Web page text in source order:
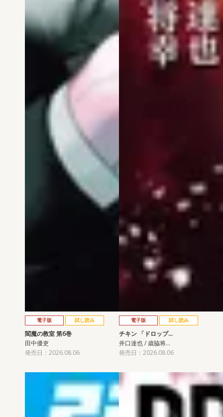
電子版 試し読み
閻魔の教室 第6巻
田中優吏
発売日：2026.08.06
電子版 試し読み
チキン 「ドロップ…
井口達也 / 歳脇将…
発売日：2026.08.06